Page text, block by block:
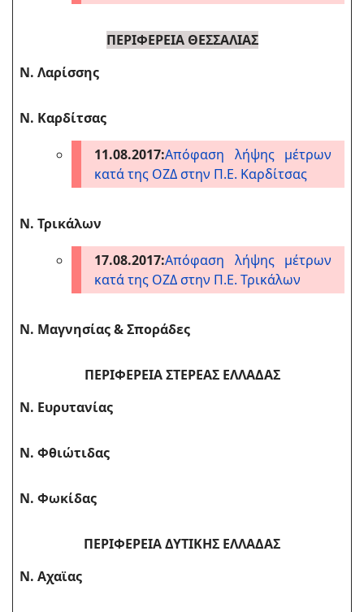
ΠΕΡΙΦΕΡΕΙΑ ΘΕΣΣΑΛΙΑΣ
Ν. Λαρίσσης
Ν. Καρδίτσας
11.08.2017:Απόφαση λήψης μέτρων
κατά της ΟΖΔ στην Π.Ε. Καρδίτσας
Ν. Τρικάλων
17.08.2017:Απόφαση λήψης μέτρων
κατά της ΟΖΔ στην Π.Ε. Τρικάλων
Ν. Μαγνησίας & Σποράδες
ΠΕΡΙΦΕΡΕΙΑ ΣΤΕΡΕΑΣ ΕΛΛΑΔΑΣ
Ν. Ευρυτανίας
Ν. Φθιώτιδας
Ν. Φωκίδας
ΠΕΡΙΦΕΡΕΙΑ ΔΥΤΙΚΗΣ ΕΛΛΑΔΑΣ
Ν. Αχαϊας